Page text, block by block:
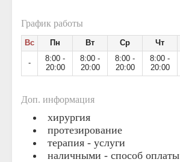
График работы
Вс Пн Вт Ср Чт
-
8:00 -
20:00
8:00 -
20:00
8:00 -
20:00
8:00 -
20:00
Доп. информация
хирургия
протезирование
терапия - услуги
наличными - способ оплаты